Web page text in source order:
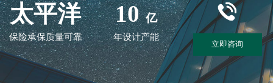
太平洋
保险承保质量可靠
10 亿
年设计产能
立即咨询